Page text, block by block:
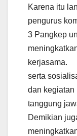
Karena itu
pengurus
3 Pangkep
kerjasama.
serta
dan kegiatan
tanggung
Demikian